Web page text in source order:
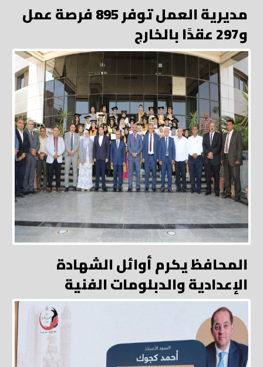
مديرية العمل توفر 895 فرصة عمل
و297 عقدًا بالخارج
المحافظ يكرم أوائل الشهادة
الإعدادية والدبلومات الفنية